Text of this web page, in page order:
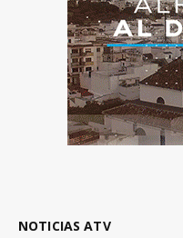
NOTICIAS ATV